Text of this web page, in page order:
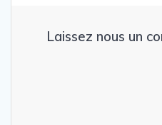
Laissez nous un